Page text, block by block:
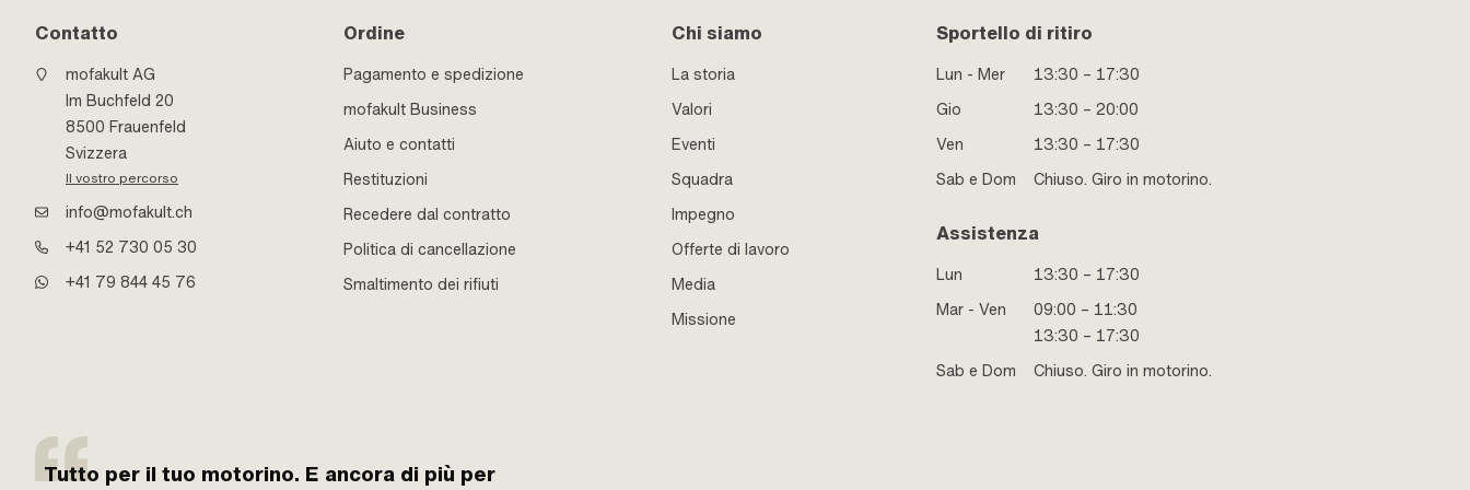
Contatto
mofakult AG
Im Buchfeld 20
8500 Frauenfeld
Svizzera
Il vostro percorso
info@mofakult.ch
+41 52 730 05 30
+41 79 844 45 76
Ordine
Pagamento e spedizione
mofakult Business
Aiuto e contatti
Restituzioni
Recedere dal contratto
Politica di cancellazione
Smaltimento dei rifiuti
Chi siamo
La storia
Valori
Eventi
Squadra
Impegno
Offerte di lavoro
Media
Missione
Sportello di ritiro
Lun - Mer
13:30 – 17:30
Gio
13:30 – 20:00
Ven
13:30 – 17:30
Sab e Dom
Chiuso. Giro in motorino.
Assistenza
Lun
13:30 – 17:30
Mar - Ven
09:00 – 11:30
13:30 – 17:30
Sab e Dom
Chiuso. Giro in motorino.
Tutto per il tuo motorino. E ancora di più per